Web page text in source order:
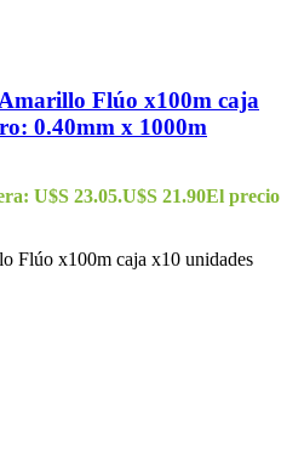
Flúo x100m caja
0.40mm x 1000m
U$S 23.05.U$S 21.90El precio
Flúo x100m caja x10 unidades